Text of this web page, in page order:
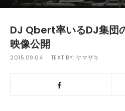
DJ Qbert率いるDJ集団
映像公開
2015.09.04 TEXT BY: ヤマザキ